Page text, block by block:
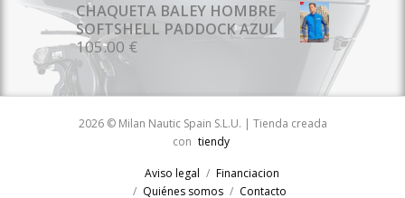
CHAQUETA BALEY HOMBRE
SOFTSHELL PADDOCK AZUL
105.00 €
2026 © Milan Nautic Spain S.L.U. | Tienda creada
con tiendy
Aviso legal
Financiacion
Quiénes somos
Contacto